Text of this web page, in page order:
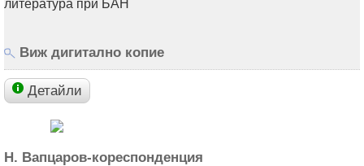
литература при БАН
Виж дигитално копие
Детайли
Н. Вапцаров-кореспонденция